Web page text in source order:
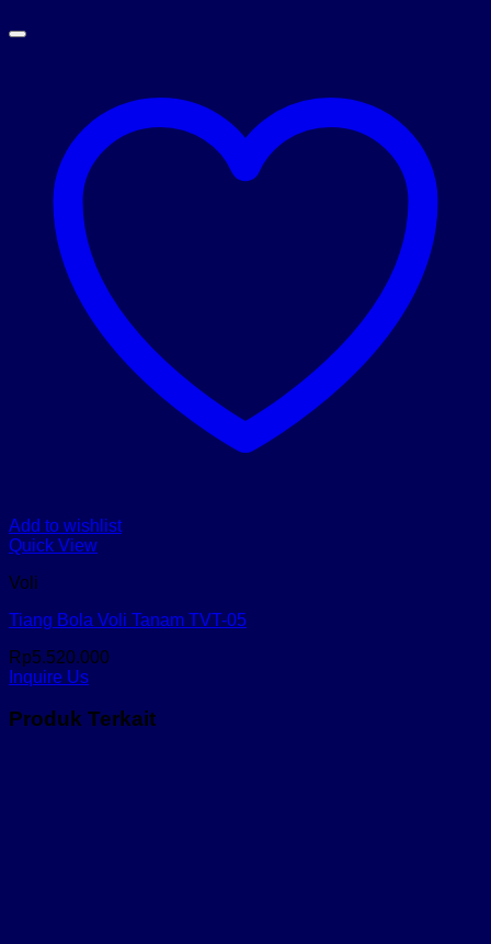
Add to wishlist
Quick View
Voli
Tiang Bola Voli Tanam TVT-05
Rp5.520.000
Inquire Us
Produk Terkait